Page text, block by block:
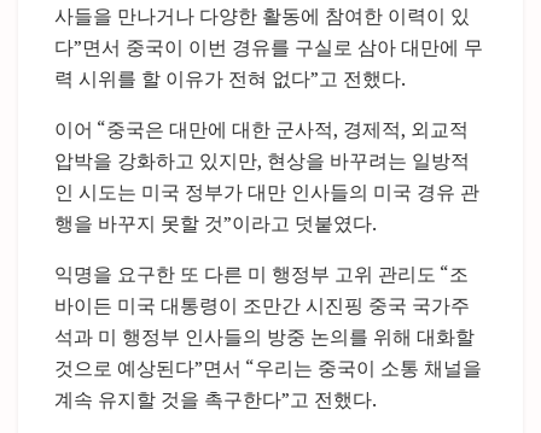
사들을 만나거나 다양한 활동에 참여한 이력이 있
다”면서 중국이 이번 경유를 구실로 삼아 대만에 무
력 시위를 할 이유가 전혀 없다”고 전했다.
이어 “중국은 대만에 대한 군사적, 경제적, 외교적
압박을 강화하고 있지만, 현상을 바꾸려는 일방적
인 시도는 미국 정부가 대만 인사들의 미국 경유 관
행을 바꾸지 못할 것”이라고 덧붙였다.
익명을 요구한 또 다른 미 행정부 고위 관리도 “조
바이든 미국 대통령이 조만간 시진핑 중국 국가주
석과 미 행정부 인사들의 방중 논의를 위해 대화할
것으로 예상된다”면서 “우리는 중국이 소통 채널을
계속 유지할 것을 촉구한다”고 전했다.